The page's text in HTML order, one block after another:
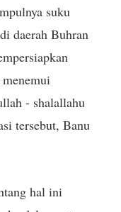
suku
daerah Buhran
- shalallahu
tersebut, Banu
hal ini